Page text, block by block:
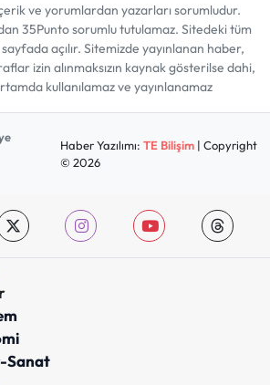
ve yorumlardan yazarları sorumludur.
35Punto sorumlu tutulamaz. Sitedeki tüm
açılır. Sitemizde yayınlanan haber,
izin alınmaksızın kaynak gösterilse dahi,
kullanılamaz ve yayınlanamaz
Haber Yazılımı: TE Bilişim| Copyright
© 2026
Sanat